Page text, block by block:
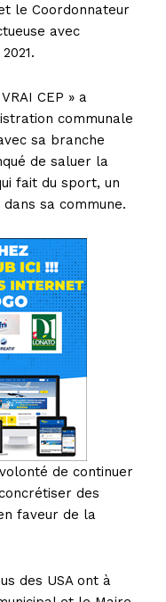
le Coordonnateur
avec
CEP » a
communale
sa branche
de saluer la
fait du sport, un
sa commune.
de continuer
des
faveur de la
des USA ont à